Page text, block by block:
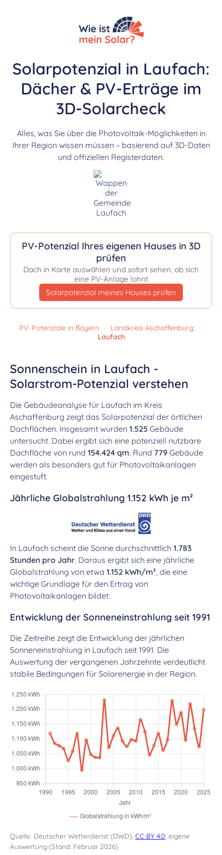
Solarpotenzial in Laufach:
Dächer & PV-Erträge im
3D-Solarcheck
Alles, was Sie über die Photovoltaik-Möglichkeiten in
Ihrer Region wissen müssen – basierend auf 3D-Daten
und offiziellen Registerdaten.
PV-Potenzial Ihres eigenen Hauses in 3D
prüfen
Dach in Karte auswählen und sofort sehen, ob sich
eine PV-Anlage lohnt
Solarpotenzial meines Hauses prüfen
PV-Potenziale in Bayern · Landkreis Aschaffenburg
·
Laufach
Sonnenschein in Laufach -
Solarstrom-Potenzial verstehen
Die Gebäudeanalyse für Laufach im Kreis
Aschaffenburg zeigt das Solarpotenzial der örtlichen
Dachflächen. Insgesamt wurden 1.525 Gebäude
untersucht. Dabei ergibt sich eine potenziell nutzbare
Dachfläche von rund 154.424 qm. Rund 779 Gebäude
werden als besonders gut für Photovoltaikanlagen
eingestuft.
Jährliche Globalstrahlung 1.152 kWh je m²
In Laufach scheint die Sonne durchschnittlich 1.783
Stunden pro Jahr. Daraus ergibt sich eine jährliche
Globalstrahlung von etwa 1.152 kWh/m², die eine
wichtige Grundlage für den Ertrag von
Photovoltaikanlagen bildet.
Entwicklung der Sonneneinstrahlung seit 1991
Die Zeitreihe zeigt die Entwicklung der jährlichen
Sonneneinstrahlung in Laufach seit 1991. Die
Auswertung der vergangenen Jahrzehnte verdeutlicht
stabile Bedingungen für Solarenergie in der Region.
Quelle: Deutscher Wetterdienst (DWD), CC BY 4.0; eigene
Auswertung (Stand: Februar 2026)